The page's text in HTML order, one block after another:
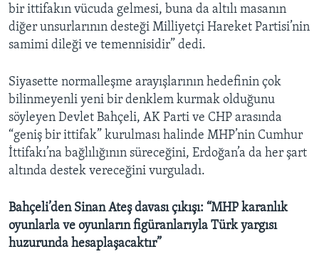
bir ittifakın vücuda gelmesi, buna da altılı masanın
diğer unsurlarının desteği Milliyetçi Hareket Partisi’nin
samimi dileği ve temennisidir” dedi.
Siyasette normalleşme arayışlarının hedefinin çok
bilinmeyenli yeni bir denklem kurmak olduğunu
söyleyen Devlet Bahçeli, AK Parti ve CHP arasında
“geniş bir ittifak” kurulması halinde MHP’nin Cumhur
İttifakı’na bağlılığının süreceğini, Erdoğan’a da her şart
altında destek vereceğini vurguladı.
Bahçeli’den Sinan Ateş davası çıkışı: “MHP karanlık
oyunlarla ve oyunların figüranlarıyla Türk yargısı
huzurunda hesaplaşacaktır”